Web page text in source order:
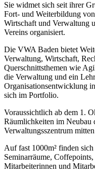
Sie widmet sich seit ihrer
Fort- und Weiterbildung
Wirtschaft und Verwaltung
Vereins organisiert.
Die VWA Baden bietet
Verwaltung, Wirtschaft,
Querschnittsthemen wie
die Verwaltung und ein
Organisationsentwicklung
sich im Portfolio.
Voraussichtlich ab dem 1.
Räumlichkeiten im
Verwaltungsszentrum
Auf fast 1000m² finden
Seminarräume,
Mitarbeiterinnen und